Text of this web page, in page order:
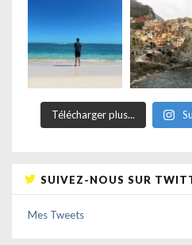
Télécharger plus...
SUIVEZ-NOUS SUR
Mes Tweets